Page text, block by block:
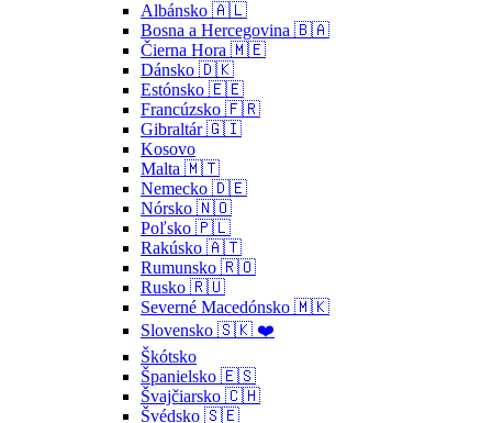
Albánsko 🇦🇱
Bosna a Hercegovina 🇧🇦
Čierna Hora 🇲🇪
Dánsko 🇩🇰
Estónsko 🇪🇪
Francúzsko 🇫🇷
Gibraltár 🇬🇮
Kosovo
Malta 🇲🇹
Nemecko 🇩🇪
Nórsko 🇳🇴
Poľsko 🇵🇱
Rakúsko 🇦🇹
Rumunsko 🇷🇴
Rusko 🇷🇺
Severné Macedónsko 🇲🇰
Slovensko 🇸🇰 ❤️
Škótsko
Španielsko 🇪🇸
Švajčiarsko 🇨🇭
Švédsko 🇸🇪